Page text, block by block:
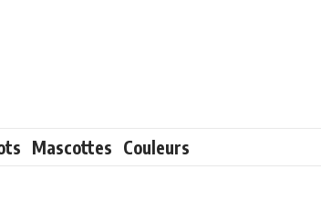
Mascottes Couleurs